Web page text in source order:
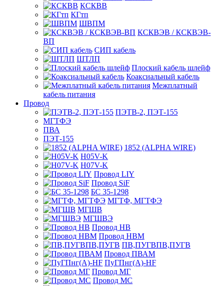
КСКВВ
КГтп
ШВПМ
КСКВЭВ / КСКВЭВ-
ВП
СИП кабель
ШТЛП
Плоский кабель шлейф
Коаксиальный кабель
Межплатный
кабель питания
Провод
ПЭТВ-2, ПЭТ-155
МГТФЭ
ПВА
ПЭТ-155
1852 (ALPHA WIRE)
H05V-K
H07V-K
Провод LIY
Провод SiF
БС 35-1298
МГТФ, МГТФЭ
МГШВ
МГШВЭ
Провод НВ
Провод НВМ
ПВ,ПУГВПВ,ПУГВ
Провод ПВАМ
ПуГПнг(A)-HF
Провод МГ
Провод МС